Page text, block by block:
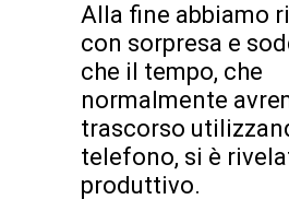
Alla fine abbiamo
con sorpresa e
che il tempo, che
normalmente
trascorso
telefono, si è
produttivo.